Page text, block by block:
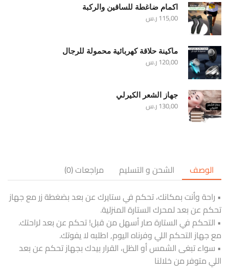
اكمام ضاغطة للساقين والركبة
115,00ر.س
ماكينة حلاقة كهربائية محمولة للرجال
120,00ر.س
جهاز الشعر الكيرلي
130,00ر.س
الوصف الشحن و التسليم
مراجعات (0)
• راحة وأنت بمكانك، تحكم في ستايرك عن بعد بضغطة زر مع جهاز
تحكم عن بعد لمحرك الستارة المنزلية.
• التحكم في الستارة صار أسهل من قبل! تحكم عن بعد لراحتك.
مع جهاز التحكم اللي وفرناه اليوم, اطلبه لا يفوتك.
• سواء تبغى الشمس أو الظل، القرار بيدك بجهاز تحكم عن بعد
اللي متوفر من خلالنا